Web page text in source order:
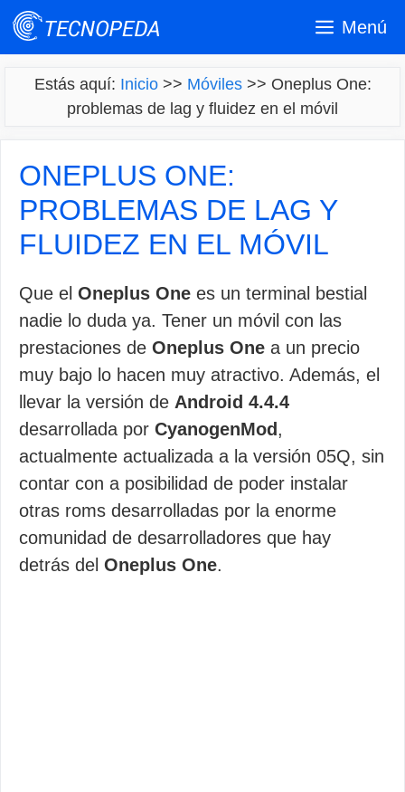
Saltar
Menú
Estás aquí: Inicio>> Móviles>> Oneplus One:
problemas de lag y fluidez en el móvil
ONEPLUS ONE:
PROBLEMAS DE LAG Y
FLUIDEZ EN EL MÓVIL
Que el Oneplus One es un terminal bestial
nadie lo duda ya. Tener un móvil con las
prestaciones de Oneplus One a un precio
muy bajo lo hacen muy atractivo. Además, el
llevar la versión de Android 4.4.4
desarrollada por CyanogenMod ,
actualmente actualizada a la versión 05Q, sin
contar con a posibilidad de poder instalar
otras roms desarrolladas por la enorme
comunidad de desarrolladores que hay
detrás del Oneplus One.